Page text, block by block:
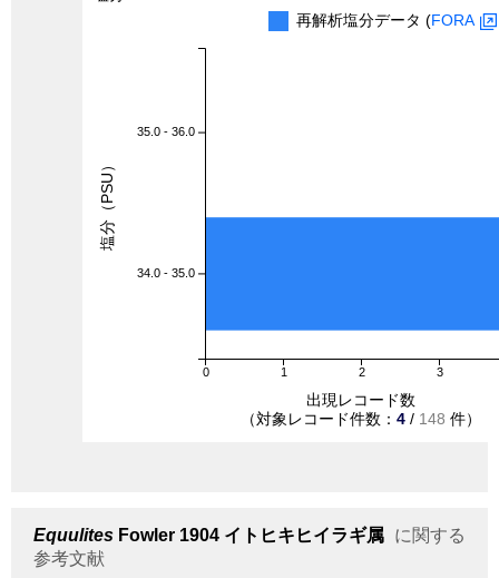
再解析塩分データ (FORA
0 1 2 3
35.0 - 36.0
34.0 - 35.0
出現レコード数
（対象レコード件数： 4 / 148 件）
塩分（PSU）
Equulites Fowler 1904 イトヒキヒイラギ属 に関する
参考文献